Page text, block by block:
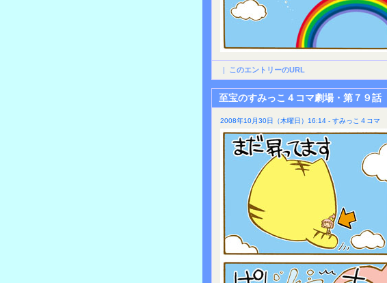
| このエントリーのURL
至宝のすみっこ４コマ劇場・第７９話
2008年10月30日（木曜日）16:14 - すみっこ４コマ